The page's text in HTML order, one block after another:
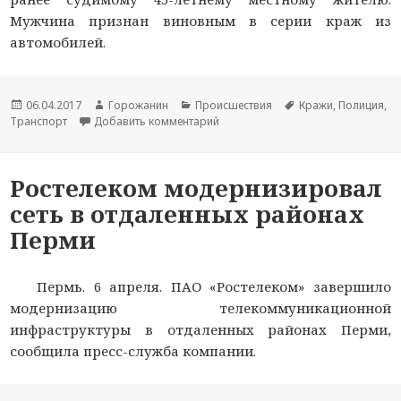
Мужчина признан виновным в серии краж из
автомобилей.
Новость
опубликована
06.04.2017
Автор
новости
Горожанин
Раздел
новостей
Происшествия
Тема
Кражи, Полиция,
Транспорт
Добавить комментарий
Ростелеком модернизировал
сеть в отдаленных районах
Перми
Пермь. 6 апреля. ПАО «Ростелеком» завершило
модернизацию телекоммуникационной
инфраструктуры в отдаленных районах Перми,
сообщила пресс-служба компании.